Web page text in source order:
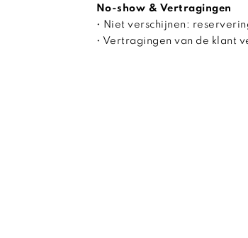
No-show & Vertragingen
• Niet verschijnen:
• Vertragingen van de klant